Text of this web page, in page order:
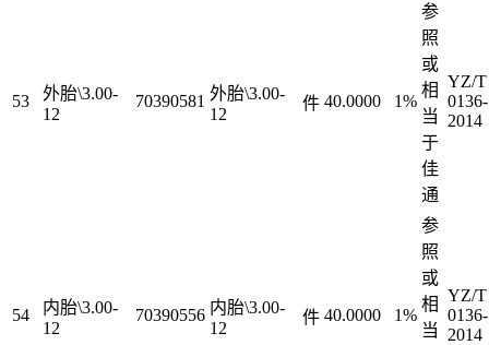
53
外胎\3.00-
12
70390581 外胎\3.00-
12
件 40.0000 1%
参
照
或
相
当
于
佳
通
YZ/T
0136-
2014
54
内胎\3.00-
12
70390556 内胎\3.00-
12
件 40.0000 1%
参
照
或
相
当
YZ/T
0136-
2014